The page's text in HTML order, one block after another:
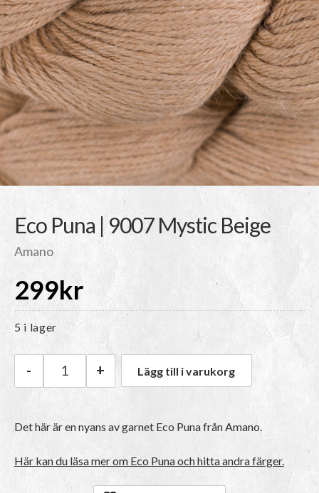
Eco Puna | 9007 Mystic Beige
Amano
299kr
5 i lager
Amano Eco Puna | 9007 Mystic Beige mängd
- + Lägg till i varukorg
Det här är en nyans av garnet Eco Puna från Amano.
Här kan du läsa mer om Eco Puna och hitta andra färger.